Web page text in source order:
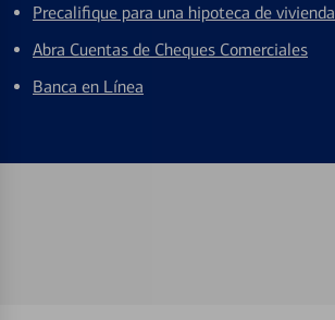
Precalifique para una hipoteca de vivienda
Abra Cuentas de Cheques Comerciales
Banca en Línea